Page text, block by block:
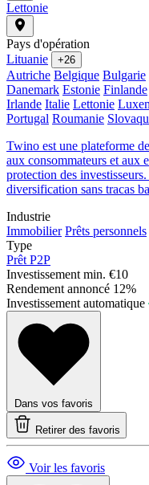
Lettonie
Pays d'opération
Lituanie
+26
Autriche Belgique Bulgarie
Danemark Estonie Finlande
Irlande Italie Lettonie
Portugal Roumanie
Twino est une plateforme
aux consommateurs et aux
protection des
diversification sans tracas
Industrie
Immobilier Prêts personnels
Type
Prêt P2P
Investissement min. €10
Rendement annoncé 12%
Investissement automatique
Dans vos favoris
Retirer des favoris
Voir les favoris